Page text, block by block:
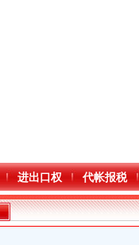
进出口权 代帐报税